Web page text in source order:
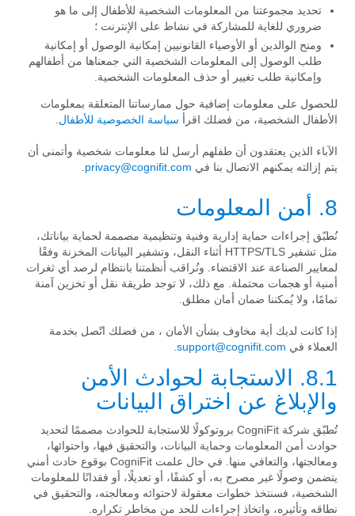
تحديد مجموعتنا من المعلومات الشخصية للأطفال إلى ما هو
ضروري للغاية للمشاركة في نشاط على الإنترنت ؛
ومنح الوالدين أو الأوصياء القانونيين إمكانية الوصول أو إمكانية
طلب الوصول إلى المعلومات الشخصية التي جمعناها من أطفالهم
وإمكانية طلب تغيير أو حذف المعلومات الشخصية.
للحصول على معلومات إضافية حول ممارساتنا المتعلقة بمعلومات
الأطفال الشخصية، من فضلك اقرأ سياسة الخصوصية للأطفال
الآباء الذين يعتقدون أن طفلهم أرسل لنا معلومات شخصية وأتمنى أن
يتم إزالته يمكنهم الاتصال بنا في privacy@cognifit.com
8. أمن المعلومات
نُطبّق إجراءات حماية إدارية وفنية وتنظيمية مصممة لحماية بياناتك،
مثل تشفير HTTPS/TLS أثناء النقل، وتشفير البيانات المخزنة وفقًا
لمعايير الصناعة عند الاقتضاء. ونُراقب أنظمتنا بانتظام لرصد أي ثغرات
أمنية أو هجمات محتملة. مع ذلك، لا توجد طريقة نقل أو تخزين آمنة
تمامًا، ولا يُمكننا ضمان أمان مطلق.
إذا كانت لديك أية مخاوف بشأن الأمان ، من فضلك اتّصل بخدمة
العملاء في support@cognifit.com
8.1. الاستجابة لحوادث الأمن
والإبلاغ عن اختراق البيانات
تُطبّق شركة CogniFit بروتوكولًا للاستجابة للحوادث مصممًا لتحديد
حوادث أمن المعلومات وحماية البيانات، والتحقيق فيها، واحتوائها،
ومعالجتها، والتعافي منها. في حال علمت CogniFit بوقوع حادث أمني
يتضمن وصولًا غير مصرح به، أو كشفًا، أو تعديلًا، أو فقدانًا للمعلومات
الشخصية، فسنتخذ خطوات معقولة لاحتوائه ومعالجته، والتحقيق في
نطاقه وتأثيره، واتخاذ إجراءات للحد من مخاطر تكراره.